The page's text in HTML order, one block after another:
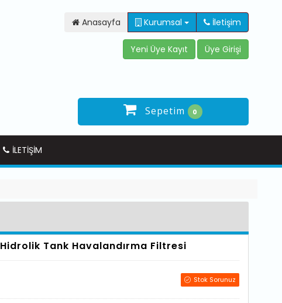
Anasayfa Kurumsal İletişim
Sepetim 0
İLETIŞIM
Hidrolik Tank Havalandırma Filtresi
Stok Sorunuz